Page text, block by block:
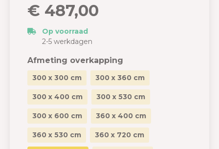
€ 487,00
Op voorraad
2-5 werkdagen
Afmeting overkapping
300 x 300 cm 300 x 360 cm
300 x 400 cm 300 x 530 cm
300 x 600 cm 360 x 400 cm
360 x 530 cm 360 x 720 cm